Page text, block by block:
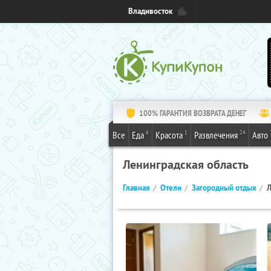
Владивосток
100% ГАРАНТИЯ ВОЗВРАТА ДЕНЕГ
Все Еда 6 Красота 1 Развлечения 24 Авто
Ленинградская область
Главная Отели Загородный отдых